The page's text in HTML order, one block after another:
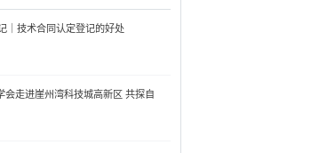
｜技术合同认定登记的好处
会走进崖州湾科技城高新区 共探自